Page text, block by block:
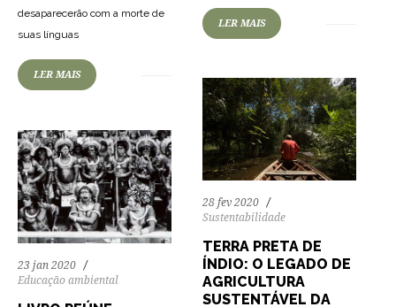
desaparecerão com a morte de
suas línguas
LER MAIS
LER MAIS
28 fev 2020
Sustentabilidade
TERRA PRETA DE
ÍNDIO: O LEGADO DE
AGRICULTURA
SUSTENTÁVEL DA
23 jan 2020
Educação ambiental